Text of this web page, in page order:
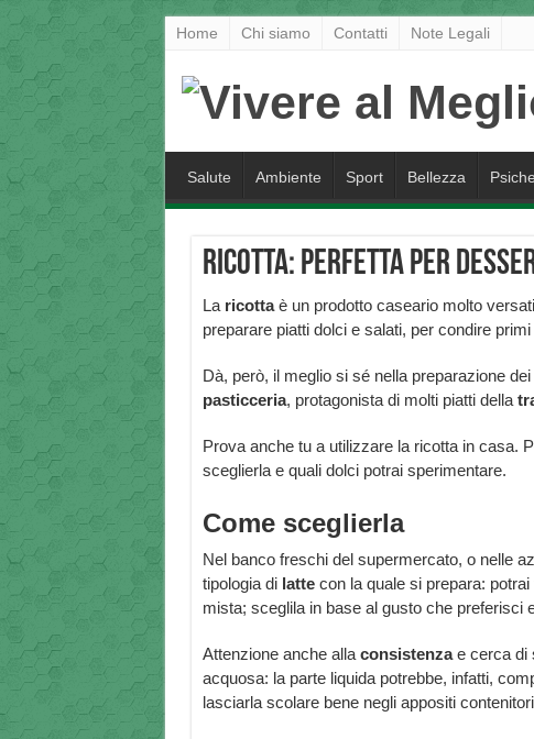
Home Chi siamo Contatti Note Legali
Salute Ambiente Sport Bellezza Psiche
Ricotta: perfetta per
La ricottaè un prodotto caseario molto
preparare piatti dolci e salati, per condire
Dà, però, il meglio si sé nella preparazione
pasticceria, protagonista di molti piatti della
Prova anche tu a utilizzare la ricotta in casa.
sceglierla e quali dolci potrai sperimentare.
Come sceglierla
Nel banco freschi del supermercato, o nelle
tipologia di lattecon la quale si prepara:
mista; sceglila in base al gusto che preferisci
Attenzione anche alla consistenzae cerca di
acquosa: la parte liquida potrebbe, infatti,
lasciarla scolare bene negli appositi